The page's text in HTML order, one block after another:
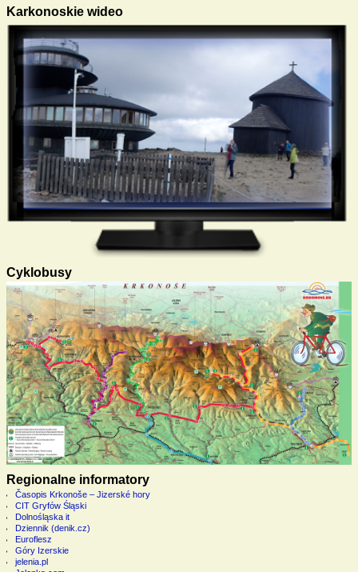
Karkonoskie wideo
Cyklobusy
Regionalne informatory
Časopis Krkonoše – Jizerské hory
CIT Gryfów Śląski
Dolnośląska it
Dziennik (denik.cz)
Euroflesz
Góry Izerskie
jelenia.pl